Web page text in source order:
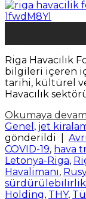
Riga Havacılık
bilgileri içeren
tarihi, kültürel
Havacılık
Okumaya
Genel , jet
gönderildi
COVID-19, hava
Letonya-Riga,
Havalimanı,
sürdürülebilirlik
Holding, THY,